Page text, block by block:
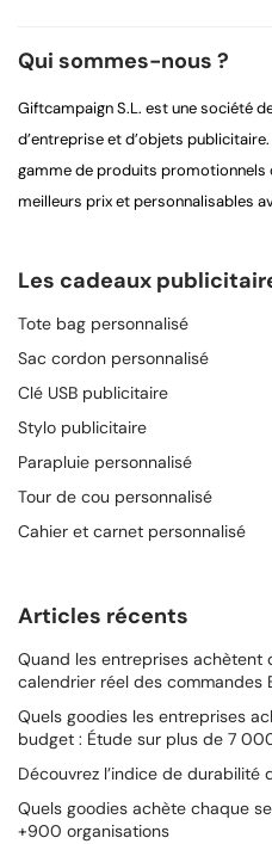
Qui sommes-nous ?
Giftcampaign S.L. est une société
d’entreprise et d’objets
gamme de produits promotionnels
meilleurs prix et personnalisables
Les cadeaux
Tote bag personnalisé
Sac cordon personnalisé
Clé USB publicitaire
Stylo publicitaire
Parapluie personnalisé
Tour de cou personnalisé
Cahier et carnet personnalisé
Articles récents
Quand les entreprises achètent
calendrier réel des commandes
Quels goodies les entreprises
budget : Étude sur plus de 7
Découvrez l’indice de durabilité
Quels goodies achète chaque
+900 organisations